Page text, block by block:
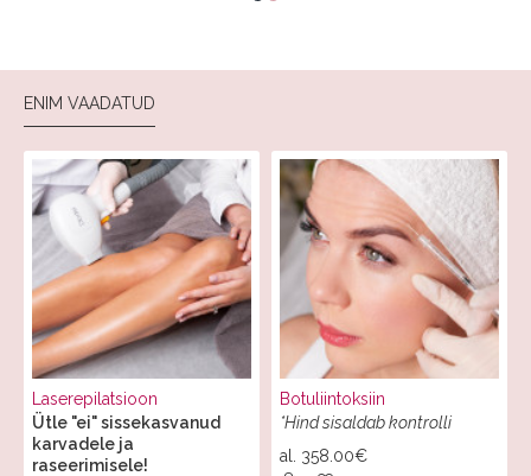
ENIM VAADATUD
Laserepilatsioon
Ütle "ei" sissekasvanud
karvadele ja
raseerimisele!
Botuliintoksiin
*Hind sisaldab kontrolli
al. 358.00€